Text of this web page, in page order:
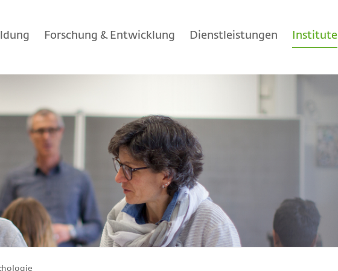
Forschung & Entwicklung Dienstleistungen Institute